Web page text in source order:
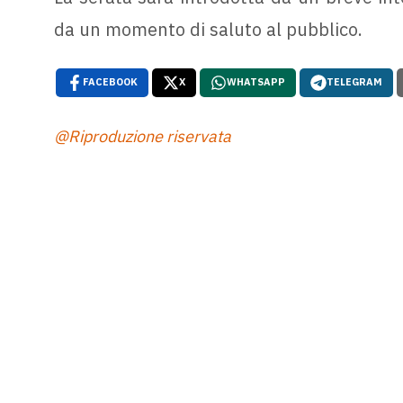
da un momento di saluto al pubblico.
FACEBOOK X WHATSAPP TELEGRAM
@Riproduzione riservata